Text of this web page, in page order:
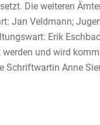
Die weiteren
Jan Veldmann;
Erik
und wird
Schriftwartin Anne